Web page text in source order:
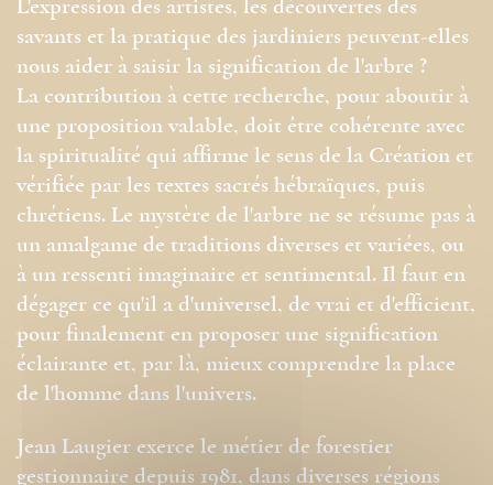
L'expression des artistes, les découvertes des
savants et la pratique des jardiniers peuvent-elles
nous aider à saisir la signification de l'arbre ?
La contribution à cette recherche, pour aboutir à
une proposition valable, doit être cohérente avec
la spiritualité qui affirme le sens de la Création et
vérifiée par les textes sacrés hébraïques, puis
chrétiens. Le mystère de l'arbre ne se résume pas à
un amalgame de traditions diverses et variées, ou
à un ressenti imaginaire et sentimental. Il faut en
dégager ce qu'il a d'universel, de vrai et d'efficient,
pour finalement en proposer une signification
éclairante et, par là, mieux comprendre la place
de l'homme dans l'univers.
Jean Laugier exerce le métier de forestier
gestionnaire depuis 1981, dans diverses régions